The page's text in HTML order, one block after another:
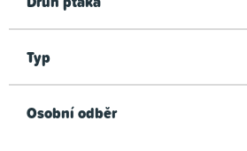
t
Typ
Osobní odběr